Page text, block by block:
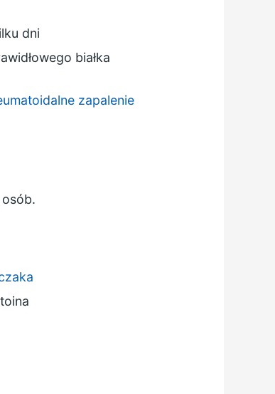
dni
białka
zapalenie